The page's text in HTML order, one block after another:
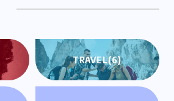
TRAVEL(6)